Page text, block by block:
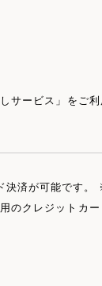
ービス」をご
済が可能です。
クレジットカ